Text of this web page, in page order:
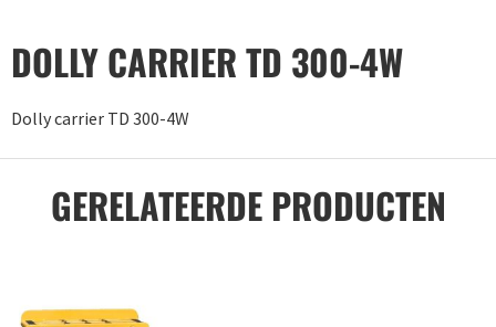
DOLLY CARRIER TD 300-4W
Dolly carrier TD 300-4W
GERELATEERDE PRODUCTEN